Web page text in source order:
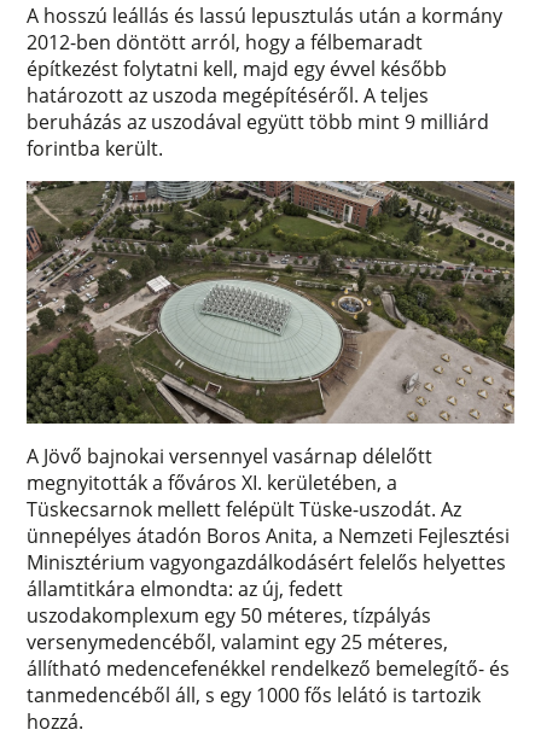
A hosszú leállás és lassú lepusztulás után a kormány
2012-ben döntött arról, hogy a félbemaradt
építkezést folytatni kell, majd egy évvel később
határozott az uszoda megépítéséről. A teljes
beruházás az uszodával együtt több mint 9 milliárd
forintba került.
A Jövő bajnokai versennyel vasárnap délelőtt
megnyitották a főváros XI. kerületében, a
Tüskecsarnok mellett felépült Tüske-uszodát. Az
ünnepélyes átadón Boros Anita, a Nemzeti Fejlesztési
Minisztérium vagyongazdálkodásért felelős helyettes
államtitkára elmondta: az új, fedett
uszodakomplexum egy 50 méteres, tízpályás
versenymedencéből, valamint egy 25 méteres,
állítható medencefenékkel rendelkező bemelegítő- és
tanmedencéből áll, s egy 1000 fős lelátó is tartozik
hozzá.